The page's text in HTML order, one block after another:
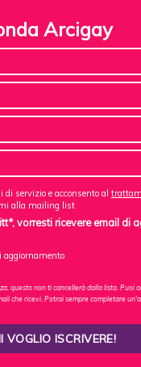
Arcigay
servizio e acconsento al
alla mailing list
vorresti ricevere email di
aggiornamento
questo non ti cancellerà dalla lista. Puoi
che ricevi. Potrai sempre completare